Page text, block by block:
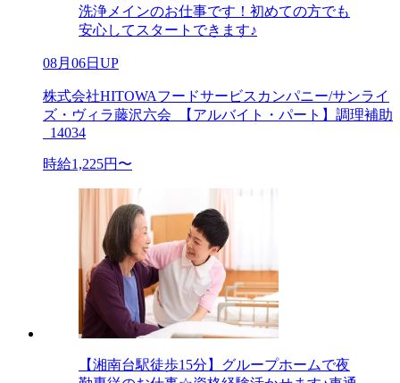
洗浄メインのお仕事です！初めての方でも
安心してスタートできます♪
08月06日UP
株式会社HITOWAフードサービスカンパニー/サンライ
ズ・ヴィラ藤沢六会_【アルバイト・パート】調理補助
_14034
時給1,225円〜
【湘南台駅徒歩15分】グループホームで夜